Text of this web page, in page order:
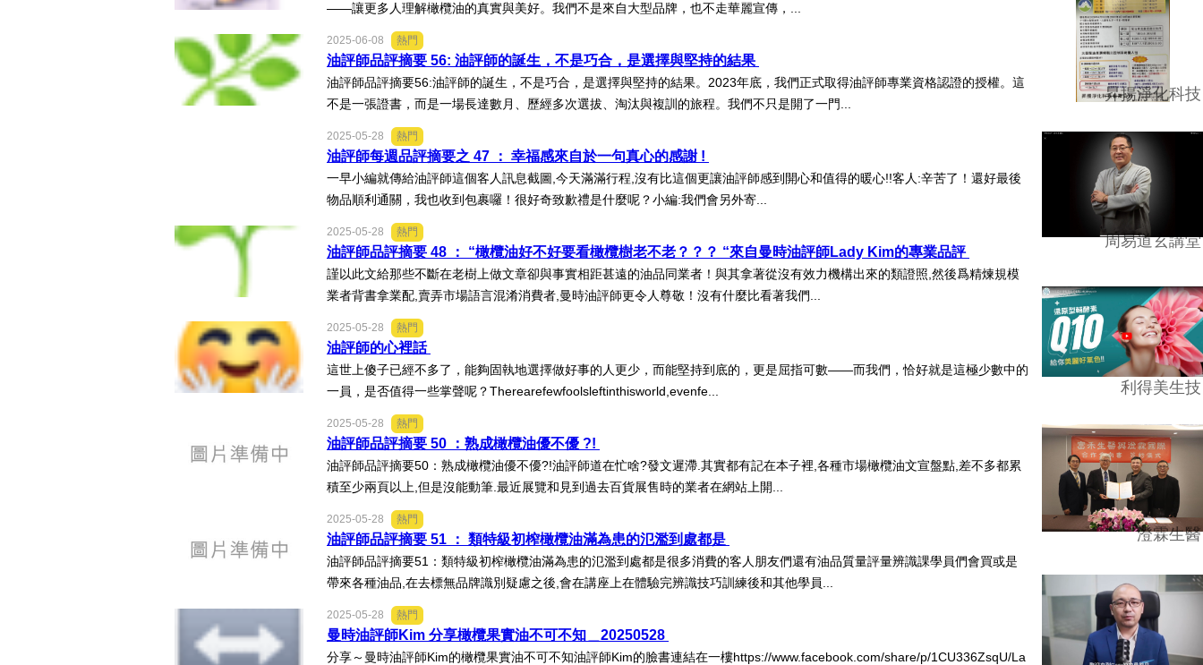
——讓更多人理解橄欖油的真實與美好。我們不是來自大型品牌，也不走華麗宣傳，...
2025-06-08 熱門
油評師品評摘要 56: 油評師的誕生，不是巧合，是選擇與堅持的結果
油評師品評摘要56:油評師的誕生，不是巧合，是選擇與堅持的結果。2023年底，我們正式取得油評師專業資格認證的授權。這
不是一張證書，而是一場長達數月、歷經多次選拔、淘汰與複訓的旅程。我們不只是開了一門...
2025-05-28 熱門
油評師每週品評摘要之 47 ： 幸福感來自於一句真心的感謝 !
一早小編就傳給油評師這個客人訊息截圖,今天滿滿行程,沒有比這個更讓油評師感到開心和值得的暖心!!客人:辛苦了！還好最後
物品順利通關，我也收到包裹囉！很好奇致歉禮是什麼呢？小編:我們會另外寄...
2025-05-28 熱門
油評師品評摘要 48 ： “橄欖油好不好要看橄欖樹老不老？？？ “來自曼時油評師Lady Kim的專業品評
謹以此文給那些不斷在老樹上做文章卻與事實相距甚遠的油品同業者！與其拿著從沒有效力機構出來的類證照,然後爲精煉規模
業者背書拿業配,賣弄市場語言混淆消費者,曼時油評師更令人尊敬！沒有什麼比看著我們...
2025-05-28 熱門
油評師的心裡話
這世上傻子已經不多了，能夠固執地選擇做好事的人更少，而能堅持到底的，更是屈指可數——而我們，恰好就是這極少數中的
一員，是否值得一些掌聲呢？Therearefewfoolsleftinthisworld,evenfe...
2025-05-28 熱門
油評師品評摘要 50 ：熟成橄欖油優不優 ?!
油評師品評摘要50：熟成橄欖油優不優?!油評師道在忙啥?發文遲滯.其實都有記在本子裡,各種市場橄欖油文宣盤點,差不多都累
積至少兩頁以上,但是沒能動筆.最近展覽和見到過去百貨展售時的業者在網站上開...
2025-05-28 熱門
油評師品評摘要 51 ： 類特級初榨橄欖油滿為患的氾濫到處都是
油評師品評摘要51：類特級初榨橄欖油滿為患的氾濫到處都是很多消費的客人朋友們還有油品質量評量辨識課學員們會買或是
帶來各種油品,在去標無品牌識別疑慮之後,會在講座上在體驗完辨識技巧訓練後和其他學員...
2025-05-28 熱門
曼時油評師Kim 分享橄欖果實油不可不知＿20250528
分享～曼時油評師Kim的橄欖果實油不可不知油評師Kim的臉書連結在一樓https://www.facebook.com/share/p/1CU336ZsqU/La
昇揚淨化科技
周易道玄講堂
利得美生技
澄霖生醫